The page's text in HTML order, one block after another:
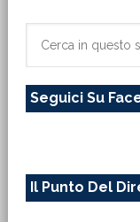
primaria
sito
Seguici Su
Il Punto Del